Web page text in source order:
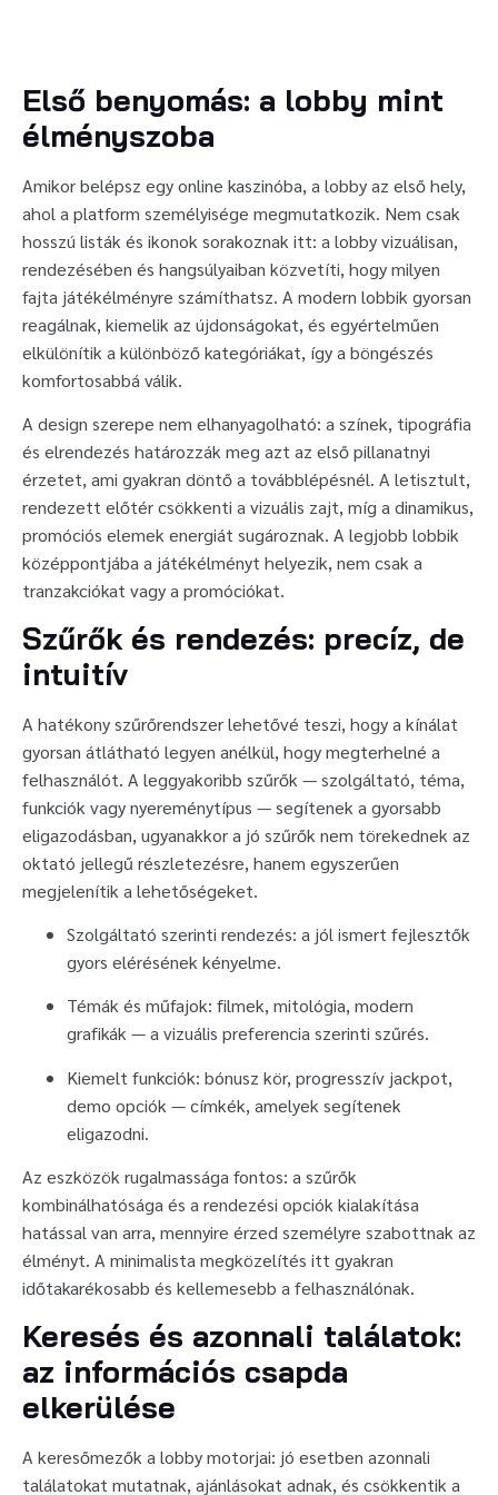
Első benyomás: a lobby mint
élményszoba
Amikor belépsz egy online kaszinóba, a lobby az első hely,
ahol a platform személyisége megmutatkozik. Nem csak
hosszú listák és ikonok sorakoznak itt: a lobby vizuálisan,
rendezésében és hangsúlyaiban közvetíti, hogy milyen
fajta játékélményre számíthatsz. A modern lobbik gyorsan
reagálnak, kiemelik az újdonságokat, és egyértelműen
elkülönítik a különböző kategóriákat, így a böngészés
komfortosabbá válik.
A design szerepe nem elhanyagolható: a színek, tipográfia
és elrendezés határozzák meg azt az első pillanatnyi
érzetet, ami gyakran döntő a továbblépésnél. A letisztult,
rendezett előtér csökkenti a vizuális zajt, míg a dinamikus,
promóciós elemek energiát sugároznak. A legjobb lobbik
középpontjába a játékélményt helyezik, nem csak a
tranzakciókat vagy a promóciókat.
Szűrők és rendezés: precíz, de
intuitív
A hatékony szűrőrendszer lehetővé teszi, hogy a kínálat
gyorsan átlátható legyen anélkül, hogy megterhelné a
felhasználót. A leggyakoribb szűrők — szolgáltató, téma,
funkciók vagy nyereménytípus — segítenek a gyorsabb
eligazodásban, ugyanakkor a jó szűrők nem törekednek az
oktató jellegű részletezésre, hanem egyszerűen
megjelenítik a lehetőségeket.
Szolgáltató szerinti rendezés: a jól ismert fejlesztők
gyors elérésének kényelme.
Témák és műfajok: filmek, mitológia, modern
grafikák — a vizuális preferencia szerinti szűrés.
Kiemelt funkciók: bónusz kör, progresszív jackpot,
demo opciók — címkék, amelyek segítenek
eligazodni.
Az eszközök rugalmassága fontos: a szűrők
kombinálhatósága és a rendezési opciók kialakítása
hatással van arra, mennyire érzed személyre szabottnak az
élményt. A minimalista megközelítés itt gyakran
időtakarékosabb és kellemesebb a felhasználónak.
Keresés és azonnali találatok:
az információs csapda
elkerülése
A keresőmezők a lobby motorjai: jó esetben azonnali
találatokat mutatnak, ajánlásokat adnak, és csökkentik a